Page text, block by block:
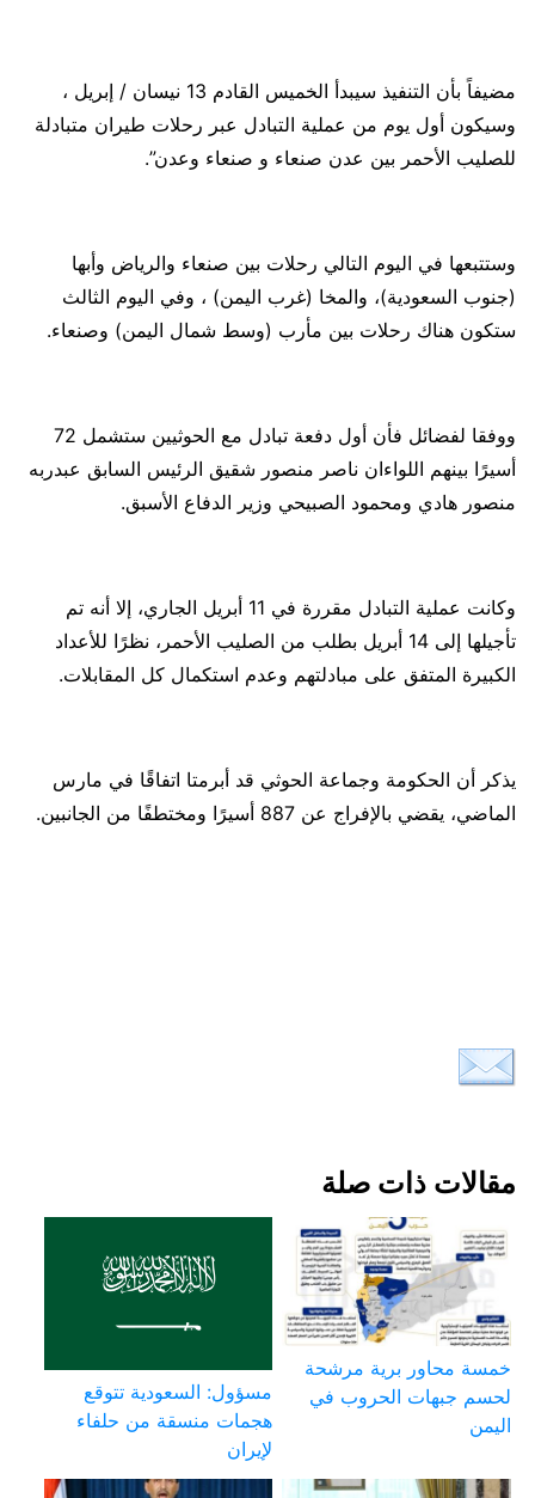
مضيفاً بأن التنفيذ سيبدأ الخميس القادم 13 نيسان / إبريل ،
وسيكون أول يوم من عملية التبادل عبر رحلات طيران متبادلة
للصليب الأحمر بين عدن صنعاء و صنعاء وعدن”.
وستتبعها في اليوم التالي رحلات بين صنعاء والرياض وأبها
(جنوب السعودية)، والمخا (غرب اليمن) ، وفي اليوم الثالث
ستكون هناك رحلات بين مأرب (وسط شمال اليمن) وصنعاء.
ووفقا لفضائل فأن أول دفعة تبادل مع الحوثيين ستشمل 72
أسيرًا بينهم اللواءان ناصر منصور شقيق الرئيس السابق عبدربه
منصور هادي ومحمود الصبيحي وزير الدفاع الأسبق.
وكانت عملية التبادل مقررة في 11 أبريل الجاري، إلا أنه تم
تأجيلها إلى 14 أبريل بطلب من الصليب الأحمر، نظرًا للأعداد
الكبيرة المتفق على مبادلتهم وعدم استكمال كل المقابلات.
يذكر أن الحكومة وجماعة الحوثي قد أبرمتا اتفاقًا في مارس
الماضي، يقضي بالإفراج عن 887 أسيرًا ومختطفًا من الجانبين.
مقالات ذات صلة
خمسة محاور برية مرشحة
لحسم جبهات الحروب في
اليمن
مسؤول: السعودية تتوقع
هجمات منسقة من حلفاء
لإيران